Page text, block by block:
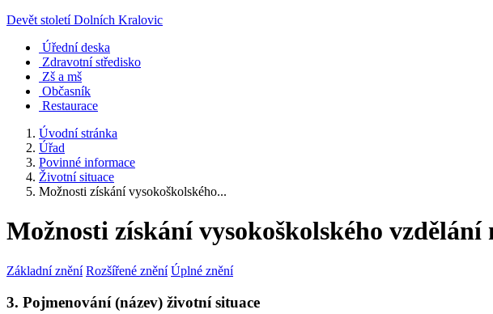
Devět století Dolních Kralovic
Úřední deska
Zdravotní středisko
Zš a mš
Občasník
Restaurace
Úvodní stránka
Úřad
Povinné informace
Životní situace
Možnosti získání vysokoškolského...
Možnosti získání vysokoškolského
Základní znění Rozšířené znění Úplné znění
3. Pojmenování (název) životní situace